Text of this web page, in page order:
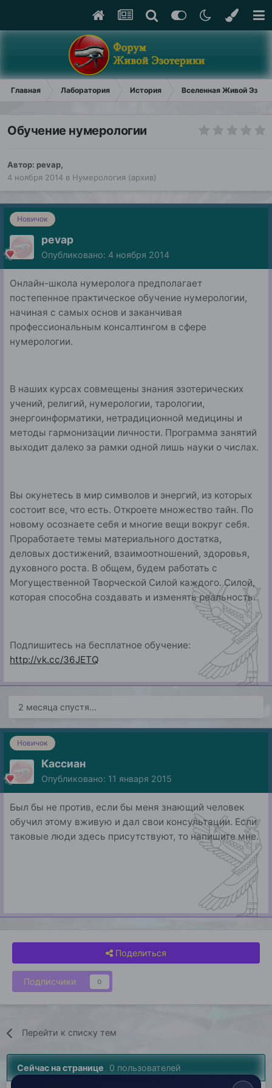
Главная Лаборатория История Вселенная Живой
Обучение нумерологии
Автор: pevap,
4 ноября 2014 в Нумерология (архив)
Новичок
pevap
Опубликовано: 4 ноября 2014
Онлайн-школа нумеролога предполагает
постепенное практическое обучение нумерологии,
начиная с самых основ и заканчивая
профессиональным консалтингом в сфере
нумерологии.
В наших курсах совмещены знания эзотерических
учений, религий, нумерологии, тарологии,
энергоинформатики, нетрадиционной медицины и
методы гармонизации личности. Программа занятий
выходит далеко за рамки одной лишь науки о числах.
Вы окунетесь в мир символов и энергий, из которых
состоит все, что есть. Откроете множество тайн. По
новому осознаете себя и многие вещи вокруг себя.
Проработаете темы материального достатка,
деловых достижений, взаимоотношений, здоровья,
духовного роста. В общем, будем работать с
Могущественной Творческой Силой каждого. Силой,
которая способна создавать и изменять реальность.
Подпишитесь на бесплатное обучение:
http://vk.cc/36JETQ
2 месяца спустя...
Новичок
Кассиан
Опубликовано: 11 января 2015
Был бы не против, если бы меня знающий человек
обучил этому вживую и дал свои консультации. Если
таковые люди здесь присутствуют, то напишите мне.
Поделиться
Подписчики 0
Перейти к списку тем
Сейчас на странице 0 пользователей